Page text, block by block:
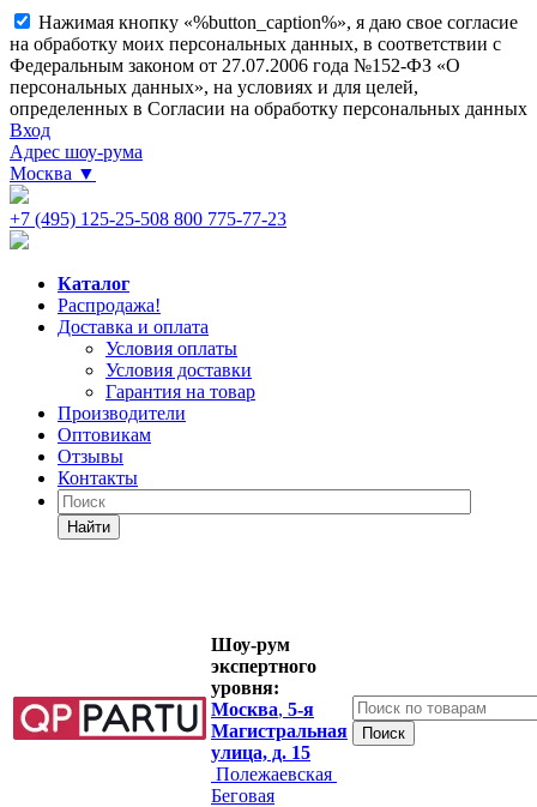
Нажимая кнопку «%button_caption%», я даю свое согласие
на обработку моих персональных данных, в соответствии с
Федеральным законом от 27.07.2006 года №152-ФЗ «О
персональных данных», на условиях и для целей,
определенных в Согласии на обработку персональных данных
Вход
Адрес шоу-рума
Москва ▼
+7 (495) 125-25-508 800 775-77-23
Каталог
Распродажа!
Доставка и оплата
Условия оплаты
Условия доставки
Гарантия на товар
Производители
Оптовикам
Отзывы
Контакты
Найти
Шоу-рум
экспертного
уровня:
Москва, 5-я
Магистральная
улица, д. 15
Полежаевская
Беговая